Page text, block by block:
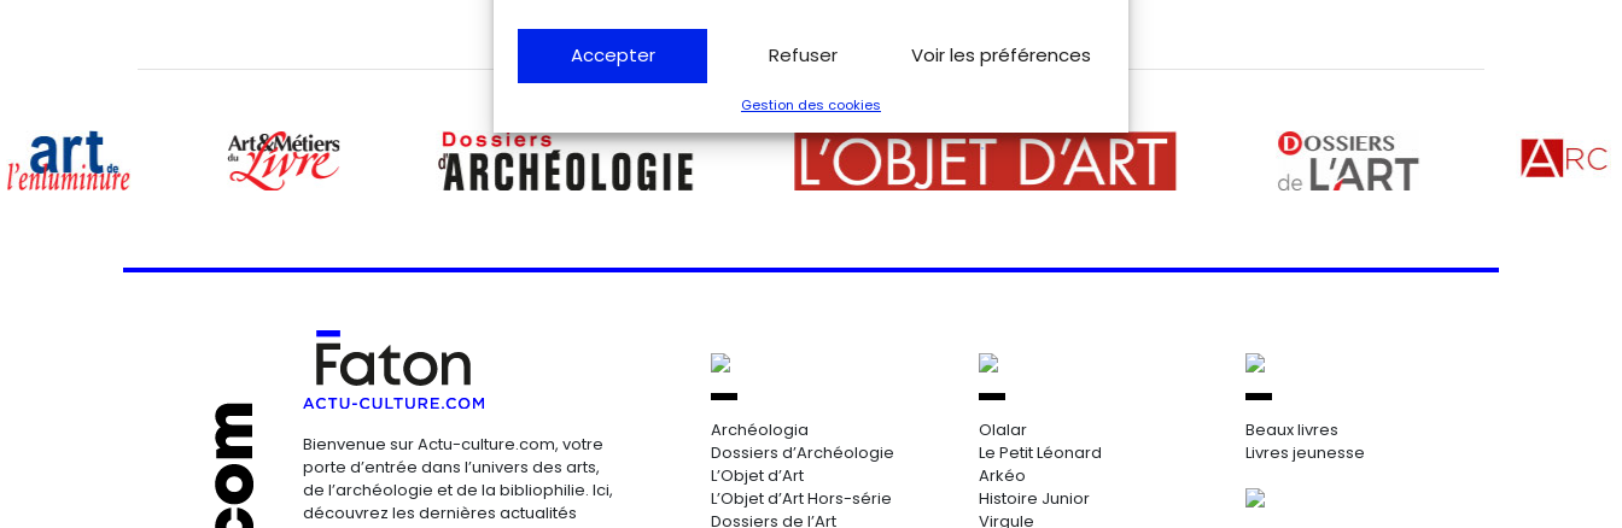
Accepter Refuser Voir les préférences
Gestion des cookies
Bienvenue sur Actu-culture.com, votre
porte d’entrée dans l’univers des arts,
de l’archéologie et de la bibliophilie. Ici,
découvrez les dernières actualités
Archéologia
Dossiers d’Archéologie
L’Objet d’Art
L’Objet d’Art Hors-série
Dossiers de l’Art
Olalar
Le Petit Léonard
Arkéo
Histoire Junior
Virgule
Beaux livres
Livres jeunesse